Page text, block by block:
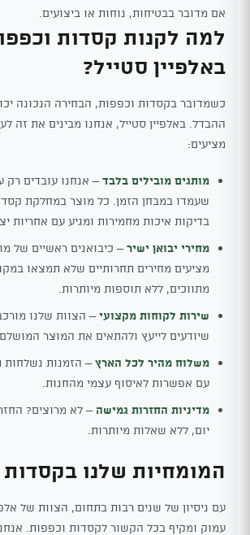
אם מדובר בבטיחות, נוחות או ביצועים.
למה לקנות קסדות
באלפיין סטייל?
כשמדובר בקסדות וכפפות, הבחירה הנכונה
ההבדל. באלפיין סטייל, אנחנו מבינים את זה
מציעים:
מותגים מובילים בלבד– אנחנו עובדים רק
שעמדו במבחן הזמן. כל מוצר במחלקת
בדיקות איכות מחמירות ומגיע עם אחריות
מחירי יבואן ישיר– כיבואנים ראשיים של
מציעים מחירים תחרותיים שלא תמצאו
מתווכים, ללא תוספות מיותרות.
שירות לקוחות מקצועי– הצוות שלנו
שיודעים לייעץ ולהתאים את המוצר
משלוח מהיר לכל הארץ
עם אפשרות לאיסוף עצמי מהחנות.
מדיניות החזרות גמישה
יום, ללא שאלות מיותרות.
המומחיות שלנו בקסדות
עם ניסיון של שנים רבות בתחום, הצוות של
עמוק ומקיף בכל הקשור לקסדות וכפפות.